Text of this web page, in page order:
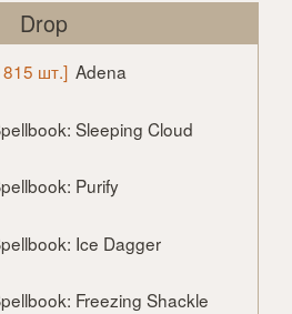
Drop
шт.] Adena
Sleeping Cloud
Purify
Ice Dagger
Freezing Shackle